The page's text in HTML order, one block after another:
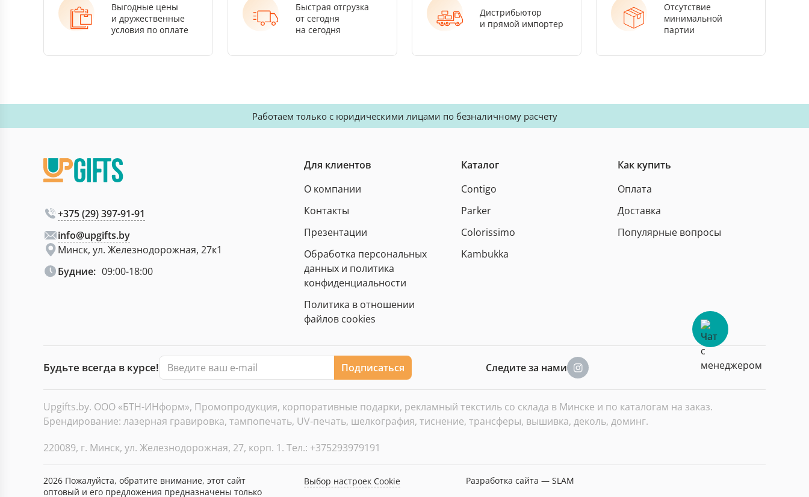
Выгодные цены
и дружественные
условия по оплате
Быстрая отгрузка
от сегодня
на сегодня
Дистрибьютор
и прямой импортер
Отсутствие
минимальной
партии
Работаем только с юридическими лицами по безналичному расчету
+375 (29) 397-91-91
info@upgifts.by
Минск, ул. Железнодорожная, 27к1
Будние: 09:00-18:00
Для клиентов
О компании
Контакты
Презентации
Обработка персональных
данных и политика
конфиденциальности
Политика в отношении
файлов cookies
Каталог
Contigo
Parker
Colorissimo
Kambukka
Как купить
Оплата
Доставка
Популярные вопросы
Будьте всегда в курсе! Подписаться Следите за нами
Upgifts.by. ООО «БТН-ИНформ», Промопродукция, корпоративные подарки, рекламный текстиль со склада в Минске и по каталогам на заказ.
Брендирование: лазерная гравировка, тампопечать, UV-печать, шелкография, тиснение, трансферы, вышивка, деколь, доминг.
220089, г. Минск, ул. Железнодорожная, 27, корп. 1. Тел.: +375293979191
2026 Пожалуйста, обратите внимание, этот сайт
оптовый и его предложения предназначены только
Выбор настроек Cookie Разработка сайта — SLAM